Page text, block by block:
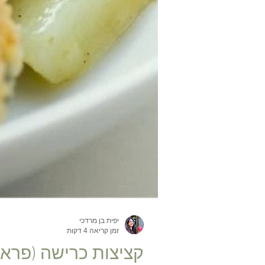
קציצות כרישה
יפית בן מרדכי
זמן קריאה 4 דקות